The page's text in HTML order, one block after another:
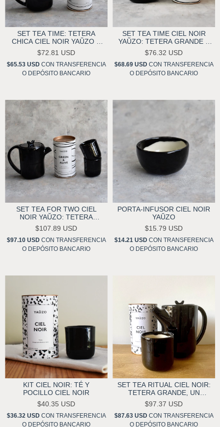
SET TEA TIME: TETERA
CHICA CIEL NOIR YAŬZO Y
TÉ A ELECCIÓN
$72.81 USD
$65.53 USD CON TRANSFERENCIA
O DEPÓSITO BANCARIO
SET TEA TIME CIEL NOIR
YAŬZO: TETERA GRANDE Y
TÉ A ELECCIÓN
$76.32 USD
$68.69 USD CON TRANSFERENCIA
O DEPÓSITO BANCARIO
SET TEA FOR TWO CIEL
NOIR YAŬZO: TETERA
GRANDE, DOS POCILLOS Y
UN TÉ A ELECCIÓN
$107.89 USD
$97.10 USD CON TRANSFERENCIA
O DEPÓSITO BANCARIO
PORTA-INFUSOR CIEL NOIR
YAŬZO
$15.79 USD
$14.21 USD CON TRANSFERENCIA
O DEPÓSITO BANCARIO
KIT CIEL NOIR: TÉ Y
POCILLO CIEL NOIR
$40.35 USD
$36.32 USD CON TRANSFERENCIA
O DEPÓSITO BANCARIO
SET TEA RITUAL CIEL NOIR:
TETERA GRANDE, UN
POCILLO Y TÉ CIEL NOIR
$97.37 USD
$87.63 USD CON TRANSFERENCIA
O DEPÓSITO BANCARIO